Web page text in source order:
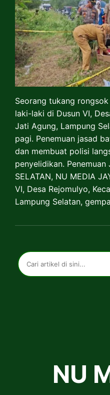
Seorang tukang
laki-laki di Dusun VI,
Jati Agung, Lampung
pagi. Penemuan jasad
dan membuat polisi
penyelidikan. Penemuan
SELATAN, NU MEDIA
VI, Desa Rejomulyo,
Lampung Selatan,
NU